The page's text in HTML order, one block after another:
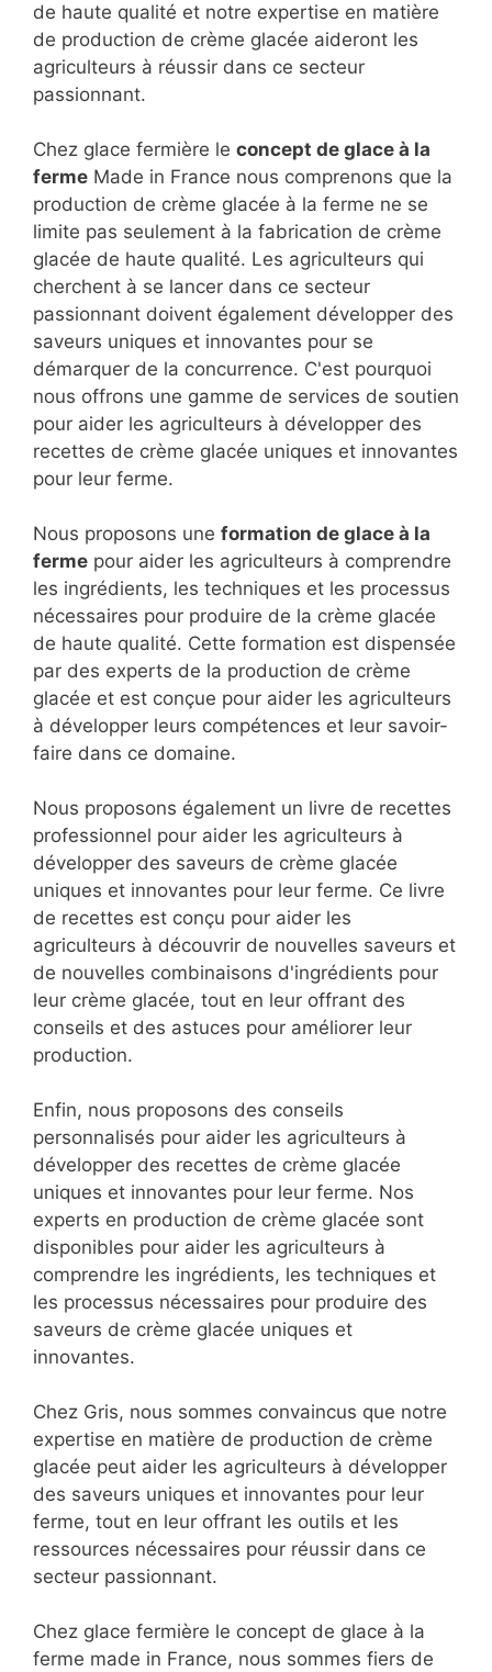
de haute qualité et notre expertise en matière
de production de crème glacée aideront les
agriculteurs à réussir dans ce secteur
passionnant.
Chez glace fermière le concept de glace à la
ferme Made in France nous comprenons que la
production de crème glacée à la ferme ne se
limite pas seulement à la fabrication de crème
glacée de haute qualité. Les agriculteurs qui
cherchent à se lancer dans ce secteur
passionnant doivent également développer des
saveurs uniques et innovantes pour se
démarquer de la concurrence. C'est pourquoi
nous offrons une gamme de services de soutien
pour aider les agriculteurs à développer des
recettes de crème glacée uniques et innovantes
pour leur ferme.
Nous proposons une formation de glace à la
ferme pour aider les agriculteurs à comprendre
les ingrédients, les techniques et les processus
nécessaires pour produire de la crème glacée
de haute qualité. Cette formation est dispensée
par des experts de la production de crème
glacée et est conçue pour aider les agriculteurs
à développer leurs compétences et leur savoir-
faire dans ce domaine.
Nous proposons également un livre de recettes
professionnel pour aider les agriculteurs à
développer des saveurs de crème glacée
uniques et innovantes pour leur ferme. Ce livre
de recettes est conçu pour aider les
agriculteurs à découvrir de nouvelles saveurs et
de nouvelles combinaisons d'ingrédients pour
leur crème glacée, tout en leur offrant des
conseils et des astuces pour améliorer leur
production.
Enfin, nous proposons des conseils
personnalisés pour aider les agriculteurs à
développer des recettes de crème glacée
uniques et innovantes pour leur ferme. Nos
experts en production de crème glacée sont
disponibles pour aider les agriculteurs à
comprendre les ingrédients, les techniques et
les processus nécessaires pour produire des
saveurs de crème glacée uniques et
innovantes.
Chez Gris, nous sommes convaincus que notre
expertise en matière de production de crème
glacée peut aider les agriculteurs à développer
des saveurs uniques et innovantes pour leur
ferme, tout en leur offrant les outils et les
ressources nécessaires pour réussir dans ce
secteur passionnant.
Chez glace fermière le concept de glace à la
ferme made in France, nous sommes fiers de